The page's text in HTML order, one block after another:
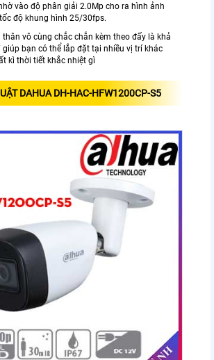
vào độ phân giải 2.0Mp cho ra hình ảnh
độ khung hình 25/30fps.
vô cùng chắc chắn kèm theo đấy là khả
bạn có thể lắp đặt tại nhiều vị trí khác
kì thời tiết khắc nhiệt gì
DAHUA DH-HAC-HFW1200CP-S5